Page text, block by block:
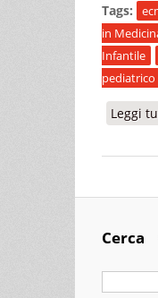
Tags:
in
Infantile
pediatrico
Leggi
Cerca